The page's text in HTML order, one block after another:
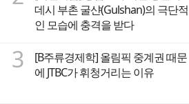
데시 부촌 굴샨(Gulshan)의 극단적
인 모습에 충격을 받다
3
[B주류경제학] 올림픽 중계권 때문
에 JTBC가 휘청거리는 이유